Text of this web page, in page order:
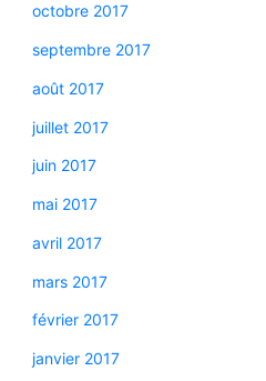
octobre 2017
septembre 2017
août 2017
juillet 2017
juin 2017
mai 2017
avril 2017
mars 2017
février 2017
janvier 2017